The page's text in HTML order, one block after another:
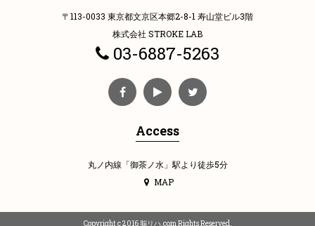
〒113-0033 東京都文京区本郷2-8-1 寿山堂ビル3階
株式会社 STROKE LAB
03-6887-5263
Access
丸ノ内線「御茶ノ水」駅より徒歩5分
MAP
Copyright c 2016 脳リハ.com Rights Reserved.